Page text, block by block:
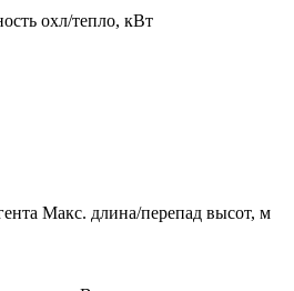
охл/тепло, кВт
Макс. длина/перепад высот, м